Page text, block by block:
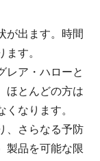
が出ます。時間
す。
レア・ハローと
ほとんどの方は
なります。
、さらなる予防
製品を可能な限